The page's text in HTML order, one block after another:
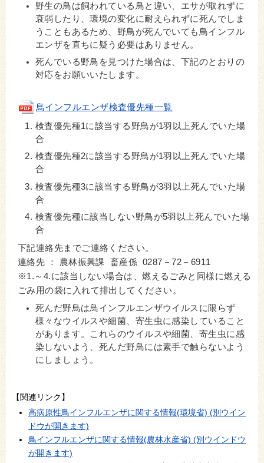
野生の鳥は飼われている鳥と違い 、エサが取れずに
衰弱したり、環境の変化に耐えられずに死んでしま
うこともあるため、野鳥が死んでいても鳥インフル
エンザを直ちに疑う必要はありません。
死んでいる野鳥を見つけた場合は、下記のとおりの
対応をお願いいたします。
鳥インフルエンザ検査優先種一覧
検査優先種1に該当する野鳥が1羽以上死んでいた場
合
検査優先種2に該当する野鳥が1羽以上死んでいた場
合
検査優先種3に該当する野鳥が3羽以上死んでいた場
合
検査優先種に該当しない野鳥が5羽以上死んでいた場
合
下記連絡先までご連絡ください。
連絡先 ： 農林振興課 畜産係 0287－72－6911
※1.～4.に該当しない場合は、燃えるごみと同様に燃える
ごみ用の袋に入れて排出してください。
死んだ野鳥は鳥インフルエンザウイルスに限らず
様々なウイルスや細菌、寄生虫に感染していること
があります。これらのウイルスや細菌、寄生虫に感
染しないよう、死んだ野鳥には素手で触らないよう
にしましょう。
【関連リンク】
高病原性鳥インフルエンザに関する情報(環境省) (別ウイン
ドウが開きます)
鳥インフルエンザに関する情報(農林水産省) (別ウインドウ
が開きます)